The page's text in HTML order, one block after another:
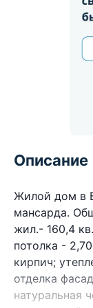
Описание
Жилой дом в
мансарда.
жил.- 160,4
потолка -
кирпич;
отделка
натуральная